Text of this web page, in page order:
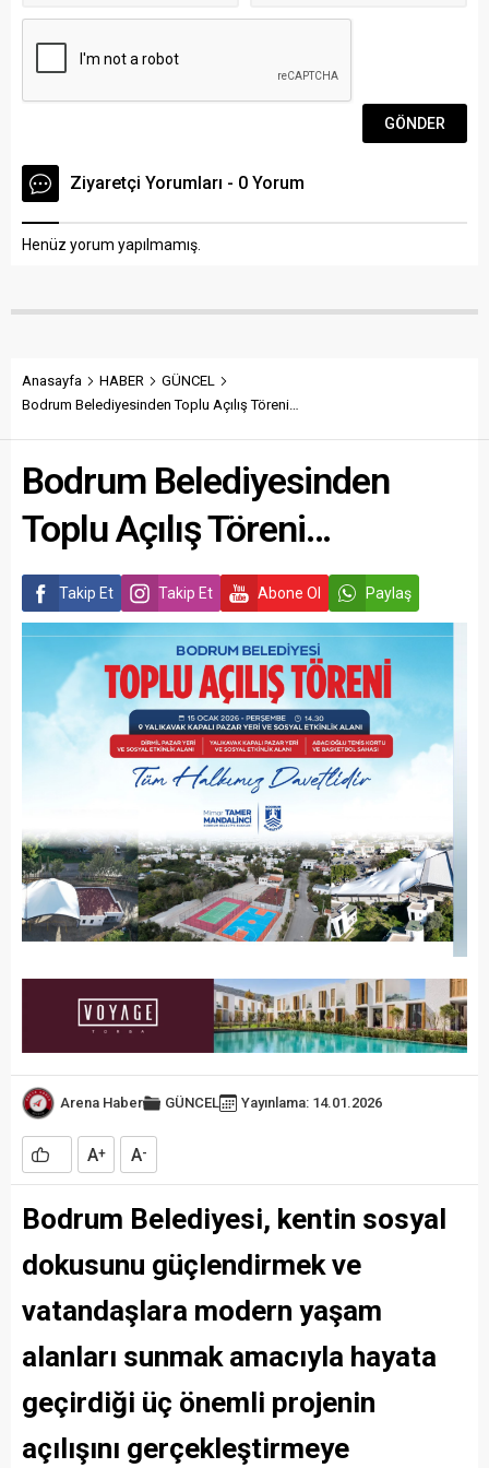
Ziyaretçi Yorumları - 0 Yorum
Henüz yorum yapılmamış.
Anasayfa HABER
GÜNCEL
Bodrum Belediyesinden Toplu Açılış Töreni…
Bodrum Belediyesinden
Toplu Açılış Töreni…
Takip Et Takip Et Abone Ol Paylaş
Arena Haber GÜNCEL Yayınlama: 14.01.2026
A+ A-
Bodrum Belediyesi, kentin sosyal
dokusunu güçlendirmek ve
vatandaşlara modern yaşam
alanları sunmak amacıyla hayata
geçirdiği üç önemli projenin
açılışını gerçekleştirmeye